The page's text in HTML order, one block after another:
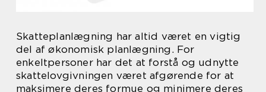
Skatteplanlægning har altid været en vigtig
del af økonomisk planlægning. For
enkeltpersoner har det at forstå og udnytte
skattelovgivningen været afgørende for at
maksimere deres formue og minimere deres